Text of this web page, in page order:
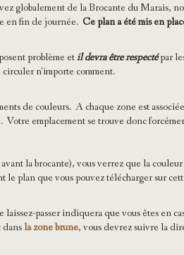
globalement de la Brocante du Marais,
en fin de journée. Ce plan a été mis en
problème etil devra être respectépar
n'importe comment.
de couleurs. A chaque zone est
emplacement se trouve donc
la brocante), vous verrez que la
plan que vous pouvez télécharger sur
laissez-passer indiquera que vous êtes en
la zone brune, vous devrez suivre la